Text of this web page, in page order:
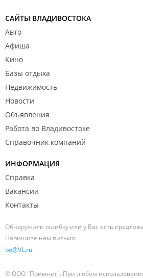
САЙТЫ ВЛАДИВОСТОКА
Авто
Афиша
Кино
Базы отдыха
Недвижимость
Новости
Объявления
Работа во Владивостоке
Справочник компаний
ИНФОРМАЦИЯ
Справка
Вакансии
Контакты
Обнаружили ошибку или у Вас есть
Напишите нам письмо:
bo@VL.ru
© ООО "Примнет". При любом